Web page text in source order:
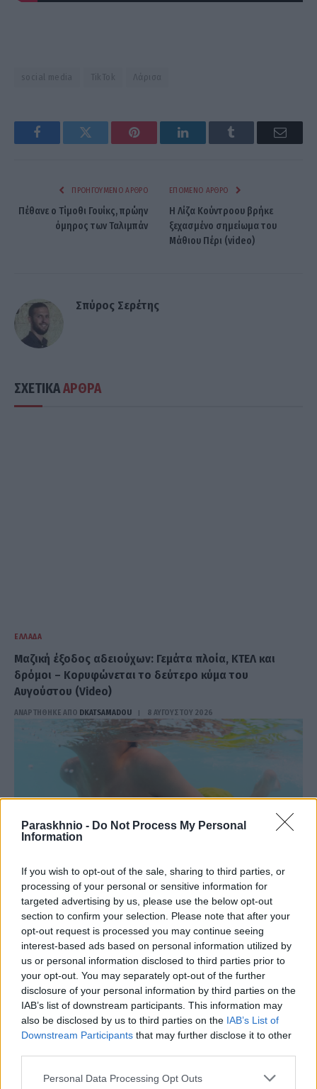
Paraskhnio - Do Not Process My Personal
Information
If you wish to opt-out of the sale, sharing to third parties, or
processing of your personal or sensitive information for
targeted advertising by us, please use the below opt-out
section to confirm your selection. Please note that after your
opt-out request is processed you may continue seeing
interest-based ads based on personal information utilized by
us or personal information disclosed to third parties prior to
your opt-out. You may separately opt-out of the further
disclosure of your personal information by third parties on the
IAB’s list of downstream participants. This information may
also be disclosed by us to third parties on the IAB’s List of
Downstream Participants that may further disclose it to other
Please note that this website/app uses one or more Google
Personal Data Processing Opt Outs
social media TikTok Λάρισα
FacebookTwitter Pinterest LinkedInTumblr Email
ΠΡΟΗΓΟΎΜΕΝΟ ΆΡΘΡΟ
Πέθανε ο Τίμοθι Γουίκς, πρώην
όμηρος των Ταλιμπάν
ΕΠΌΜΕΝΟ ΆΡΘΡΟ
Η Λίζα Κούντροου βρήκε
ξεχασμένο σημείωμα του
Μάθιου Πέρι (video)
Σπύρος Σερέτης
ΣΧΕΤΙΚΑΑΡΘΡΑ
ΕΛΛΆΔΑ
Μαζική έξοδος αδειούχων: Γεμάτα πλοία, ΚΤΕΛ και
δρόμοι – Κορυφώνεται το δεύτερο κύμα του
Αυγούστου (Video)
ΑΝΑΡΤΗΘΗΚΕ ΑΠΟ DKATSAMADOU 8 ΑΥΓΟΎΣΤΟΥ 2026
ΑΣΤΥΝΟΜΙΚΆ
Τραγωδία στην Πάρο: Νεκρό 4χρονο αγοράκι σε πισίνα
beach bar – Προσήχθησαν ιδιοκτήτης και γονείς
ΑΝΑΡΤΗΘΗΚΕ ΑΠΟ DKATSAMADOU 8 ΑΥΓΟΎΣΤΟΥ 2026